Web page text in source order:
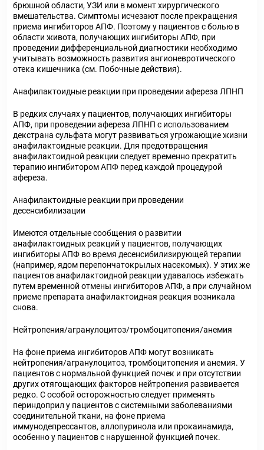
брюшной области, УЗИ или в момент хирургического
вмешательства. Симптомы исчезают после прекращения
приема ингибиторов АПФ. Поэтому у пациентов с болью в
области живота, получающих ингибиторы АПФ, при
проведении дифференциальной диагностики необходимо
учитывать возможность развития ангионевротического
отека кишечника (см. Побочные действия).
Анафилактоидные реакции при проведении афереза ЛПНП
В редких случаях у пациентов, получающих ингибиторы
АПФ, при проведении афереза ЛПНП с использованием
декстрана сульфата могут развиваться угрожающие жизни
анафилактоидные реакции. Для предотвращения
анафилактоидной реакции следует временно прекратить
терапию ингибитором АПФ перед каждой процедурой
афереза.
Анафилактоидные реакции при проведении
десенсибилизации
Имеются отдельные сообщения о развитии
анафилактоидных реакций у пациентов, получающих
ингибиторы АПФ во время десенсибилизирующей терапии
(например, ядом перепончатокрылых насекомых). У этих же
пациентов анафилактоидной реакции удавалось избежать
путем временной отмены ингибиторов АПФ, а при случайном
приеме препарата анафилактоидная реакция возникала
снова.
Нейтропения/агранулоцитоз/тромбоцитопения/анемия
На фоне приема ингибиторов АПФ могут возникать
нейтропения/агранулоцитоз, тромбоцитопения и анемия. У
пациентов с нормальной функцией почек и при отсутствии
других отягощающих факторов нейтропения развивается
редко. С особой осторожностью следует применять
периндоприл у пациентов с системными заболеваниями
соединительной ткани, на фоне приема
иммунодепрессантов, аллопуринола или прокаинамида,
особенно у пациентов с нарушенной функцией почек.